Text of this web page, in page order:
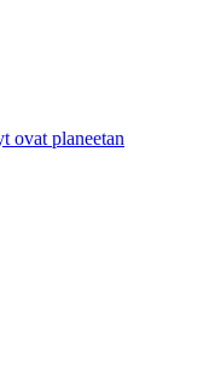
ovat planeetan